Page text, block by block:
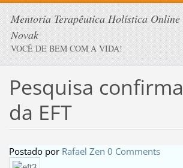
Mentoria Terapêutica Holística Online
Novak
VOCÊ DE BEM COM A VIDA!
Pesquisa
da EFT
Postado por Rafael Zen 0 Comments